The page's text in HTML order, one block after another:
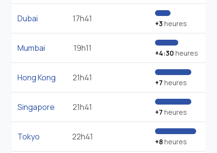
Dubai 17h41 +3 heures
Mumbai 19h11 +4:30 heures
Hong Kong 21h41 +7 heures
Singapore 21h41 +7 heures
Tokyo 22h41 +8heures